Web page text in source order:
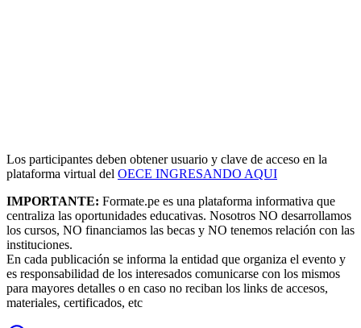
Los participantes deben obtener usuario y clave de acceso en la
plataforma virtual del OECE INGRESANDO AQUI
IMPORTANTE: Formate.pe es una plataforma informativa que
centraliza las oportunidades educativas. Nosotros NO desarrollamos
los cursos, NO financiamos las becas y NO tenemos relación con las
instituciones.
En cada publicación se informa la entidad que organiza el evento y
es responsabilidad de los interesados comunicarse con los mismos
para mayores detalles o en caso no reciban los links de accesos,
materiales, certificados, etc